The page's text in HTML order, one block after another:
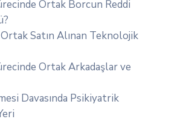
Ortak Borcun Reddi
Satın Alınan Teknolojik
Ortak Arkadaşlar ve
Davasında Psikiyatrik